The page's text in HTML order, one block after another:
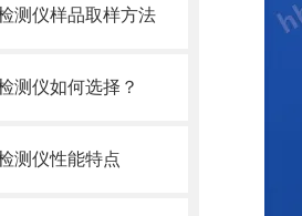
测仪样品取样方法
测仪如何选择？
测仪性能特点